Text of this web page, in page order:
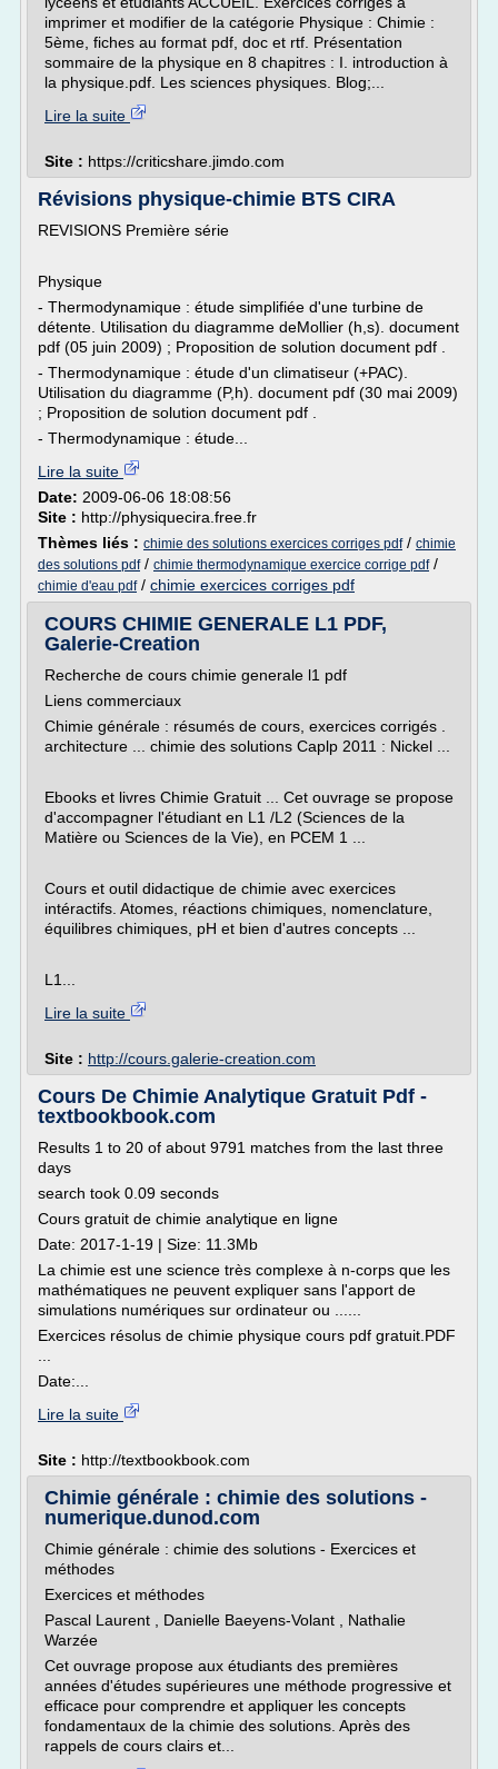
imprimer et modifier de la catégorie Physique : Chimie :
5ème, fiches au format pdf, doc et rtf. Présentation
sommaire de la physique en 8 chapitres : I. introduction à
la physique.pdf. Les sciences physiques. Blog;...
Lire la suite
Site : https://criticshare.jimdo.com
Révisions physique-chimie BTS CIRA
REVISIONS Première série
Physique
- Thermodynamique : étude simplifiée d'une turbine de
détente. Utilisation du diagramme deMollier (h,s). document
pdf (05 juin 2009) ; Proposition de solution document pdf .
- Thermodynamique : étude d'un climatiseur (+PAC).
Utilisation du diagramme (P,h). document pdf (30 mai 2009)
; Proposition de solution document pdf .
- Thermodynamique : étude...
Lire la suite
Date: 2009-06-06 18:08:56
Site : http://physiquecira.free.fr
Thèmes liés : chimie des solutions exercices corriges pdf/ chimie
des solutions pdf/ chimie thermodynamique exercice corrige pdf/
chimie d'eau pdf/ chimie exercices corriges pdf
COURS CHIMIE GENERALE L1 PDF,
Galerie-Creation
Recherche de cours chimie generale l1 pdf
Liens commerciaux
Chimie générale : résumés de cours, exercices corrigés .
architecture ... chimie des solutions Caplp 2011 : Nickel ...
Ebooks et livres Chimie Gratuit ... Cet ouvrage se propose
d'accompagner l'étudiant en L1 /L2 (Sciences de la
Matière ou Sciences de la Vie), en PCEM 1 ...
Cours et outil didactique de chimie avec exercices
intéractifs. Atomes, réactions chimiques, nomenclature,
équilibres chimiques, pH et bien d'autres concepts ...
L1...
Lire la suite
Site : http://cours.galerie-creation.com
Cours De Chimie Analytique Gratuit Pdf -
textbookbook.com
Results 1 to 20 of about 9791 matches from the last three
days
search took 0.09 seconds
Cours gratuit de chimie analytique en ligne
Date: 2017-1-19 | Size: 11.3Mb
La chimie est une science très complexe à n-corps que les
mathématiques ne peuvent expliquer sans l'apport de
simulations numériques sur ordinateur ou ......
Exercices résolus de chimie physique cours pdf gratuit.PDF
Date:...
Lire la suite
Site : http://textbookbook.com
Chimie générale : chimie des solutions -
numerique.dunod.com
Chimie générale : chimie des solutions - Exercices et
méthodes
Exercices et méthodes
Pascal Laurent , Danielle Baeyens-Volant , Nathalie
Warzée
Cet ouvrage propose aux étudiants des premières
années d'études supérieures une méthode progressive et
efficace pour comprendre et appliquer les concepts
fondamentaux de la chimie des solutions. Après des
rappels de cours clairs et...